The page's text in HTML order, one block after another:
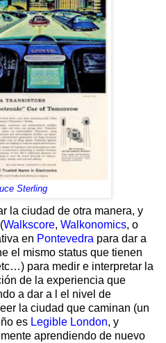
Sterling
la ciudad de otra manera, y
Walkscore, Walkonomics, o
en Pontevedra para dar a
el mismo status que tienen
para medir e interpretar la
de la experiencia que
a dar a l el nivel de
la ciudad que caminan (un
es Legible London, y
aprendiendo de nuevo